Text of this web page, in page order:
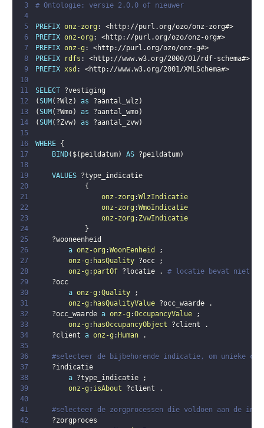
3
# Ontologie: versie 2.0.0 of nieuwer
4
5
PREFIX onz-zorg : <http://purl.org/ozo/onz-zorg#>
6
PREFIX onz-org : <http://purl.org/ozo/onz-org#>
7
PREFIX onz-g : <http://purl.org/ozo/onz-g#>
8
PREFIX rdfs : <http://www.w3.org/2000/01/rdf-schema#>
9
PREFIX xsd : <http://www.w3.org/2001/XMLSchema#>
10
11
SELECT ?vestiging
12
(SUM ( ?Wlz ) as ?aantal_wlz )
13
(SUM ( ?Wmo) as ?aantal_wmo)
14
(SUM ( ?Zvw) as ?aantal_zvw)
15
16
WHERE {
17
BIND( $( peildatum) AS ?peildatum)
18
19
VALUES ?type_indicatie
20
{
21
onz-zorg :WlzIndicatie
22
onz-zorg :WmoIndicatie
23
onz-zorg : ZvwIndicatie
24
}
25
?wooneenheid
26
a onz-org :WoonEenheid
;
27
onz-g : hasQuality ?occ
;
28
onz-g : partOf ?locatie .
# locatie bevat niet
29
?occ
30
a onz-g :Quality
;
31
onz-g : hasQualityValue ?occ_waarde
.
32
?occ_waarde a onz-g :OccupancyValue
;
33
onz-g : hasOccupancyObject ?client
.
34
?client a onz-g : Human
.
35
36
#selecteer de bijbehorende indicatie, om unieke
37
?indicatie
38
a ?type_indicatie
;
39
onz-g : isAbout ?client
.
40
41
#selecteer de zorgprocessen die voldoen aan de
42
?zorgproces